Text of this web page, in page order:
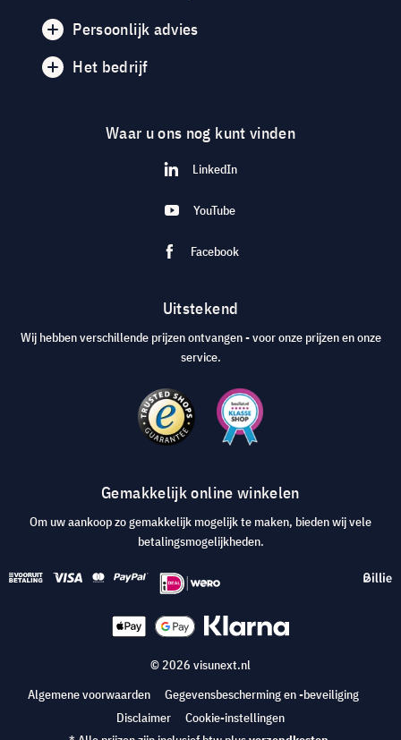
Persoonlijk advies
Het bedrijf
Waar u ons nog kunt vinden
LinkedIn
YouTube
Facebook
Uitstekend
Wij hebben verschillende prijzen ontvangen - voor onze prijzen en onze
service.
Gemakkelijk online winkelen
Om uw aankoop zo gemakkelijk mogelijk te maken, bieden wij vele
betalingsmogelijkheden.
© 2026 visunext.nl
Algemene voorwaarden
Gegevensbescherming en -beveiliging
Disclaimer
Cookie-instellingen